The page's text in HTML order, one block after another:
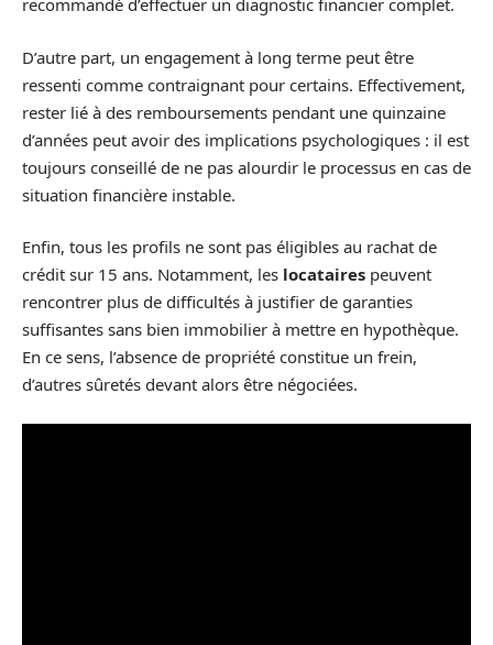
recommandé d’effectuer un diagnostic financier complet.
D’autre part, un engagement à long terme peut être
ressenti comme contraignant pour certains. Effectivement,
rester lié à des remboursements pendant une quinzaine
d’années peut avoir des implications psychologiques : il est
toujours conseillé de ne pas alourdir le processus en cas de
situation financière instable.
Enfin, tous les profils ne sont pas éligibles au rachat de
crédit sur 15 ans. Notamment, les locataires peuvent
rencontrer plus de difficultés à justifier de garanties
suffisantes sans bien immobilier à mettre en hypothèque.
En ce sens, l’absence de propriété constitue un frein,
d’autres sûretés devant alors être négociées.